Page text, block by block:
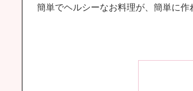
簡単でヘルシーなお料理が、簡単に作